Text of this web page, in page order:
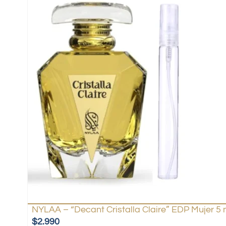
NYLAA – “Decant Cristalla Claire” EDP Mujer 5
$2.990